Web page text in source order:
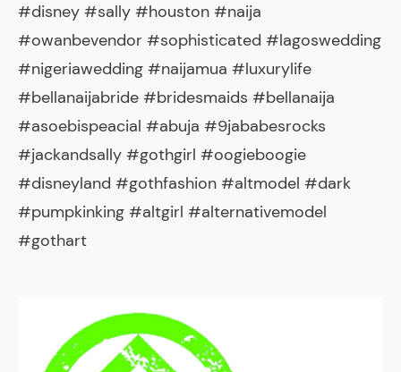
#disney #sally #houston #naija
#owanbevendor #sophisticated #lagoswedding
#nigeriawedding #naijamua #luxurylife
#bellanaijabride #bridesmaids #bellanaija
#asoebispeacial #abuja #9jababesrocks
#jackandsally #gothgirl #oogieboogie
#disneyland #gothfashion #altmodel #dark
#pumpkinking #altgirl #alternativemodel
#gothart